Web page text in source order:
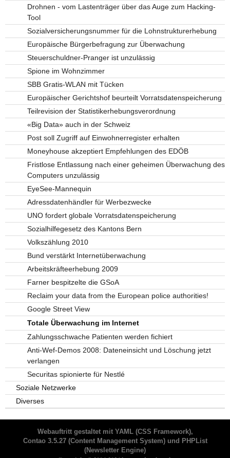
Drohnen - vom Lastenträger über das Auge zum Hacking-
Tool
Sozialversicherungsnummer für die Lohnstrukturerhebung
Europäische Bürgerbefragung zur Überwachung
Steuerschuldner-Pranger ist unzulässig
Spione im Wohnzimmer
SBB Gratis-WLAN mit Tücken
Europäischer Gerichtshof beurteilt Vorratsdatenspeicherung
Teilrevision der Statistikerhebungsverordnung
«Big Data» auch in der Schweiz
Post soll Zugriff auf Einwohnerregister erhalten
Moneyhouse akzeptiert Empfehlungen des EDÖB
Fristlose Entlassung nach einer geheimen Überwachung des
Computers unzulässig
EyeSee-Mannequin
Adressdatenhändler für Werbezwecke
UNO fordert globale Vorratsdatenspeicherung
Sozialhilfegesetz des Kantons Bern
Volkszählung 2010
Bund verstärkt Internetüberwachung
Arbeitskräfteerhebung 2009
Farner bespitzelte die GSoA
Reclaim your data from the European police authorities!
Google Street View
Totale Überwachung im Internet
Zahlungsschwache Patienten werden fichiert
Anti-Wef-Demos 2008: Dateneinsicht und Löschung jetzt
verlangen
Securitas spionierte für Nestlé
Soziale Netzwerke
Diverses
Webauftritt gestaltet mit YAML(CSS Framework),
Contao 3.5.27(Content Management System) und PHPList
(Newsletter Engine)